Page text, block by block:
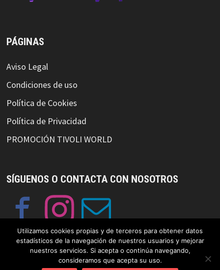
PÁGINAS
Aviso Legal
Condiciones de uso
Política de Cookies
Política de Privacidad
PROMOCIÓN TIVOLI WORLD
SÍGUENOS O CONTACTA CON NOSOTROS
Utilizamos cookies propias y de terceros para obtener datos
estadísticos de la navegación de nuestros usuarios y mejorar
nuestros servicios. Si acepta o continúa navegando,
consideramos que acepta su uso.